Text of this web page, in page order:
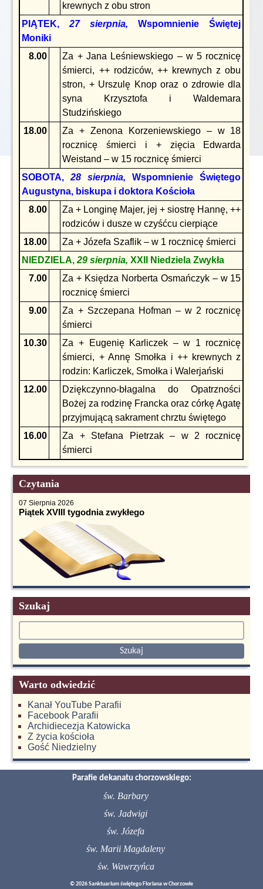
krewnych z obu stron
PIĄTEK,27 sierpnia,Wspomnienie Świętej
Moniki
8.00
Za + Jana Leśniewskiego – w 5 rocznicę
śmierci, ++ rodziców, ++ krewnych z obu
stron, + Urszulę Knop oraz o zdrowie dla
syna Krzysztofa i Waldemara
Studzińskiego
18.00
Za + Zenona Korzeniewskiego – w 18
rocznicę śmierci i + zięcia Edwarda
Weistand – w 15 rocznicę śmierci
SOBOTA,28 sierpnia, Wspomnienie Świętego
Augustyna, biskupa i doktora Kościoła
8.00
Za + Longinę Majer, jej + siostrę Hannę, ++
rodziców i dusze w czyśćcu cierpiące
18.00
Za + Józefa Szaflik – w 1 rocznicę śmierci
NIEDZIELA,29 sierpnia, XXII Niedziela Zwykła
7.00
Za + Księdza Norberta Osmańczyk – w 15
rocznicę śmierci
9.00
Za + Szczepana Hofman – w 2 rocznicę
śmierci
10.30
Za + Eugenię Karliczek – w 1 rocznicę
śmierci, + Annę Smołka i ++ krewnych z
rodzin: Karliczek, Smołka i Walerjański
12.00
Dziękczynno-błagalna do Opatrzności
Bożej za rodzinę Francka oraz córkę Agatę
przyjmującą sakrament chrztu świętego
16.00
Za + Stefana Pietrzak – w 2 rocznicę
śmierci
Czytania
07 Sierpnia 2026
Piątek XVIII tygodnia zwykłego
Szukaj
Warto odwiedzić
Kanał YouTube Parafii
Facebook Parafii
Archidiecezja Katowicka
Z życia kościoła
Gość Niedzielny
Parafie dekanatu chorzowskiego:
św. Barbary
św. Jadwigi
św. Józefa
św. Marii Magdaleny
św. Wawrzyńca
© 2026 Sanktuarium świętego Floriana w Chorzowie